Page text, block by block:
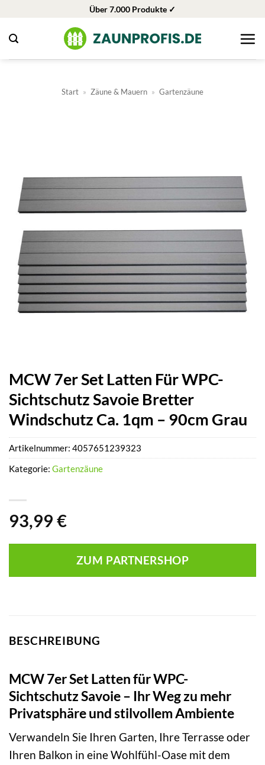
springen
Über 7.000 Produkte ✓
Start » Zäune & Mauern » Gartenzäune
MCW 7er Set Latten Für WPC-
Sichtschutz Savoie Bretter
Windschutz Ca. 1qm – 90cm Grau
93,99 €
ZUM PARTNERSHOP
Artikelnummer: 4057651239323
Kategorie: Gartenzäune
BESCHREIBUNG
MCW 7er Set Latten für WPC-
Sichtschutz Savoie – Ihr Weg zu mehr
Privatsphäre und stilvollem Ambiente
Verwandeln Sie Ihren Garten, Ihre Terrasse oder
Ihren Balkon in eine Wohlfühl-Oase mit dem